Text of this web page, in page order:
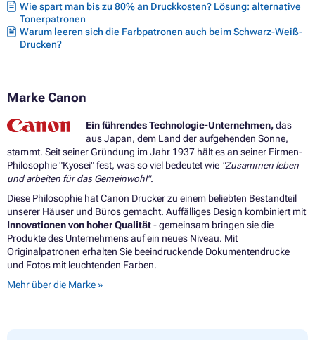
Wie spart man bis zu 80% an Druckkosten? Lösung: alternative
Tonerpatronen
Warum leeren sich die Farbpatronen auch beim Schwarz-Weiß-
Drucken?
Marke Canon
Ein führendes Technologie-Unternehmen,das
aus Japan, dem Land der aufgehenden Sonne,
stammt. Seit seiner Gründung im Jahr 1937 hält es an seiner Firmen-
Philosophie "Kyosei" fest, was so viel bedeutet wie "Zusammen leben
und arbeiten für das Gemeinwohl".
Diese Philosophie hat Canon Drucker zu einem beliebten Bestandteil
unserer Häuser und Büros gemacht. Auffälliges Design kombiniert mit
Innovationen von hoher Qualität- gemeinsam bringen sie die
Produkte des Unternehmens auf ein neues Niveau. Mit
Originalpatronen erhalten Sie beeindruckende Dokumentendrucke
und Fotos mit leuchtenden Farben.
Mehr über die Marke »